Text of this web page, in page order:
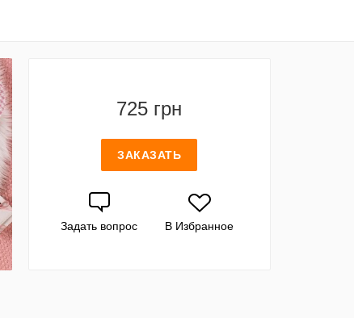
725 грн
ЗАКАЗАТЬ
Задать вопрос В Избранное